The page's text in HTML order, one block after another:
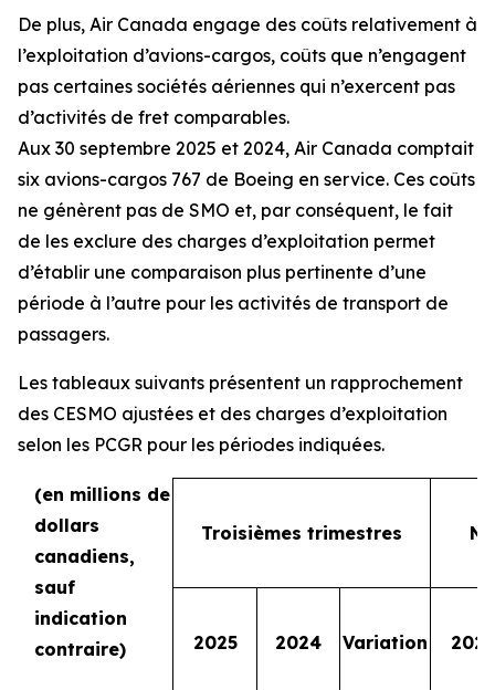
De plus, Air Canada engage des coûts relativement à
l’exploitation d’avions-cargos, coûts que n’engagent
pas certaines sociétés aériennes qui n’exercent pas
d’activités de fret comparables.
Aux 30 septembre 2025 et 2024, Air Canada comptait
six avions-cargos 767 de Boeing en service. Ces coûts
ne génèrent pas de SMO et, par conséquent, le fait
de les exclure des charges d’exploitation permet
d’établir une comparaison plus pertinente d’une
période à l’autre pour les activités de transport de
passagers.
Les tableaux suivants présentent un rapprochement
des CESMO ajustées et des charges d’exploitation
selon les PCGR pour les périodes indiquées.
(en millions de
dollars
canadiens,
sauf
indication
contraire)
Troisièmes trimestres
2025 2024 Variation 2025